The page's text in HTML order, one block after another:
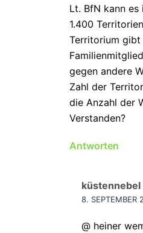
Lt. BfN kann
1.400
Territorium
gegen andere
Zahl der
die Anzahl der
Verstanden?
Antworten
küstennebel
8.
@ heiner